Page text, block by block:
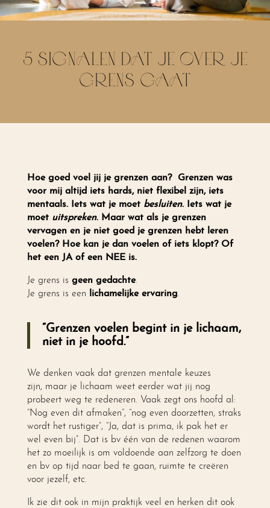
5 SIGNALEN DAT JE OVER JE
GRENS GAAT
Hoe goed voel jij je grenzen aan? Grenzen was
voor mij altijd iets hards, niet flexibel zijn, iets
mentaals. Iets wat je moet besluiten. Iets wat je
moet uitspreken. Maar wat als je grenzen
vervagen en je niet goed je grenzen hebt leren
voelen? Hoe kan je dan voelen of iets klopt? Of
het een JA of een NEE is.
Je grens is geen gedachte.
Je grens is een
lichamelijke ervaring.
“Grenzen voelen begint in je lichaam,
niet in je hoofd.”
We denken vaak dat grenzen mentale keuzes
zijn, maar je lichaam weet eerder wat jij nog
probeert weg te redeneren. Vaak zegt ons hoofd al:
“Nog even dit afmaken”, “nog even doorzetten, straks
wordt het rustiger”, “Ja, dat is prima, ik pak het er
wel even bij”. Dat is bv één van de redenen waarom
het zo moeilijk is om voldoende aan zelfzorg te doen
en bv op tijd naar bed te gaan, ruimte te creëren
voor jezelf, etc.
Ik zie dit ook in mijn praktijk veel en herken dit ook